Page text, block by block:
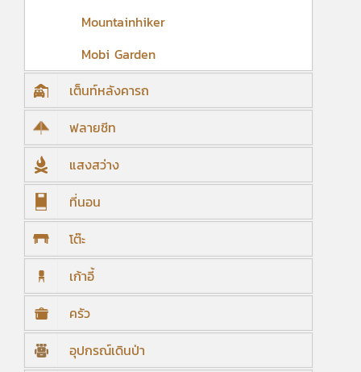
Mountainhiker
Mobi Garden
เต็นท์หลังคารถ
ฟลายชีท
แสงสว่าง
ที่นอน
โต๊ะ
เก้าอี้
ครัว
อุปกรณ์เดินป่า